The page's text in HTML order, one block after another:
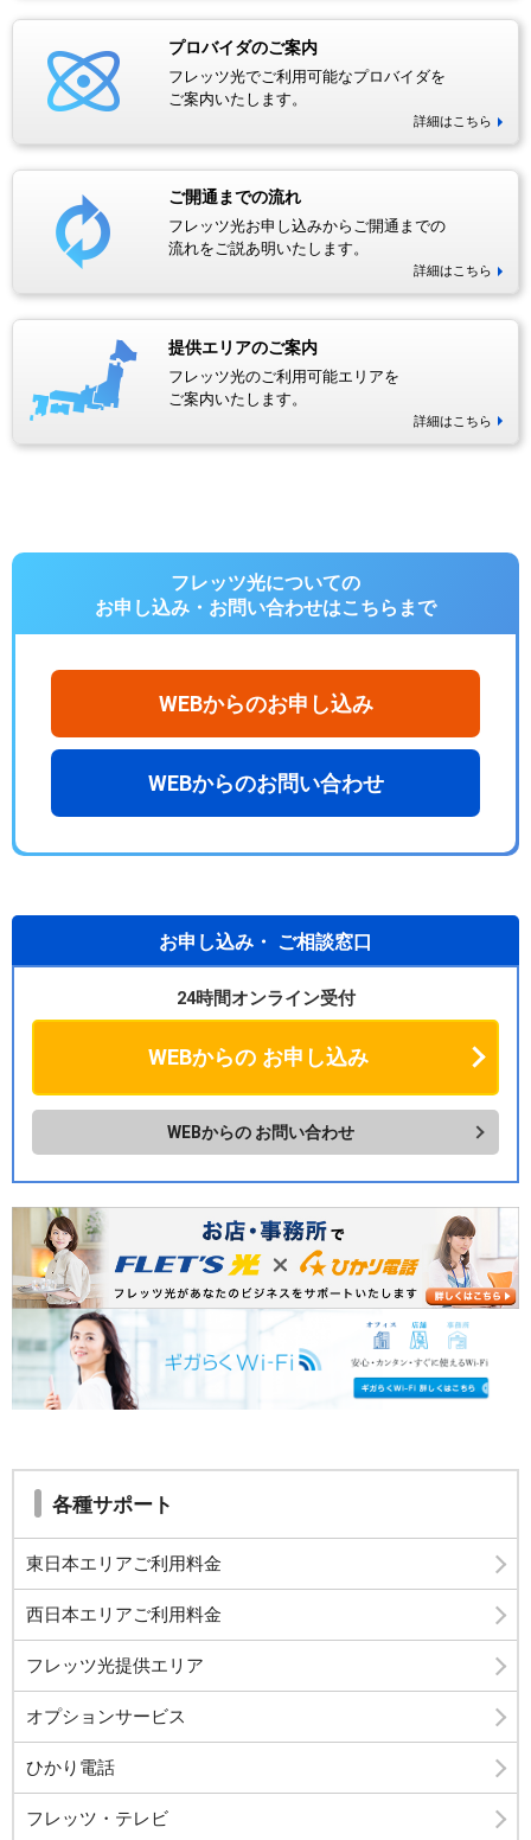
プロバイダのご案内
フレッツ光でご利用可能なプロバイダを
ご案内いたします。
詳細はこちら
ご開通までの流れ
フレッツ光お申し込みからご開通までの
流れをご説あ明いたします。
詳細はこちら
提供エリアのご案内
フレッツ光のご利用可能エリアを
ご案内いたします。
詳細はこちら
フレッツ光についての
お申し込み・お問い合わせはこちらまで
WEBからのお申し込み
WEBからのお問い合わせ
お申し込み・ ご相談窓口
24時間オンライン受付
WEBからのお申し込み
WEBからの お問い合わせ
各種サポート
東日本エリアご利用料金
西日本エリアご利用料金
フレッツ光提供エリア
オプションサービス
ひかり電話
フレッツ・テレビ